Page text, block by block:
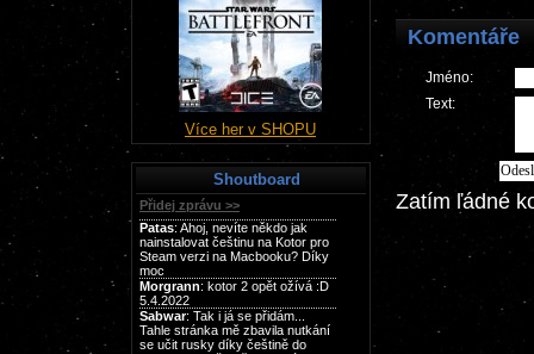
Komentáře
Jméno:
Text:
Zatím ľádné
Více her v SHOPU
Shoutboard